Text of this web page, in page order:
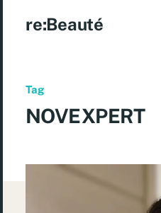
re:Beauté
Tag
NOVEXPERT